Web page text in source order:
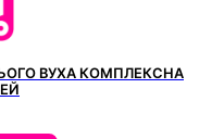
ВУХА КОМПЛЕКСНА